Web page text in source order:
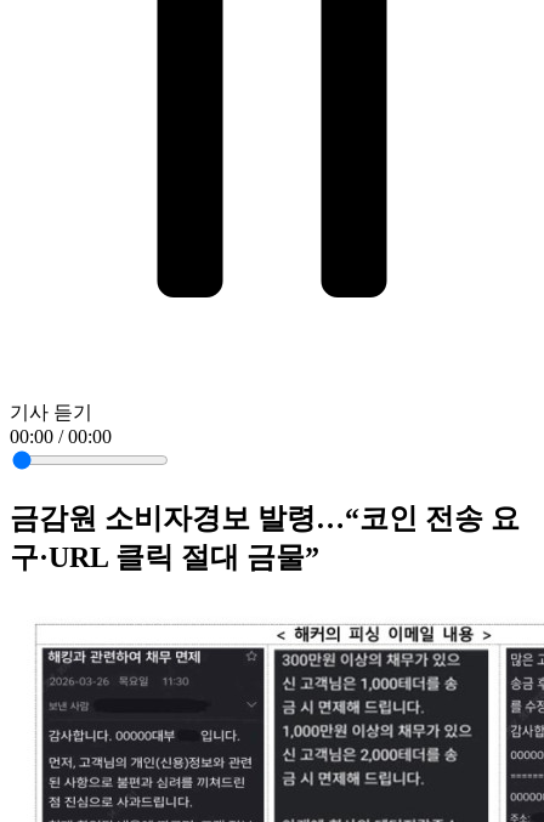
기사 듣기
00:00 / 00:00
금감원 소비자경보 발령…“코인 전송 요
구·URL 클릭 절대 금물”